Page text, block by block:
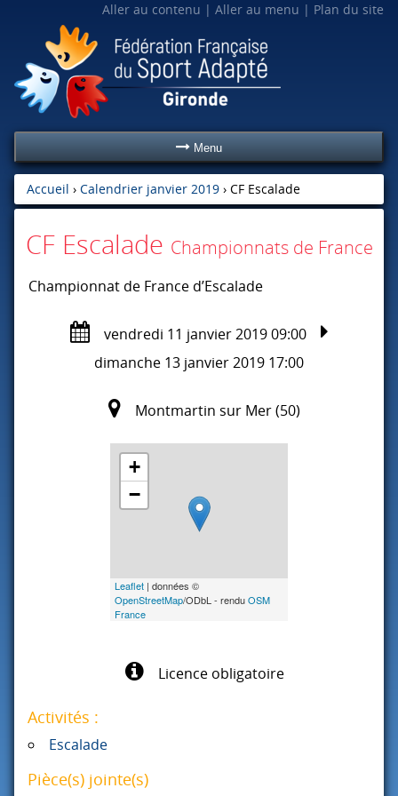
Aller au contenu Aller au menu Plan du site
Menu
Accueil ›Calendrier janvier 2019 ›CF Escalade
CF Escalade Championnats de France
Championnat de France d’Escalade
vendredi 11 janvier 2019 09:00
dimanche 13 janvier 2019 17:00
Montmartin sur Mer (50)
+
−
Leaflet | données ©
OpenStreetMap/ODbL - renduOSM
France
Licence obligatoire
Activités :
Escalade
Pièce(s) jointe(s)